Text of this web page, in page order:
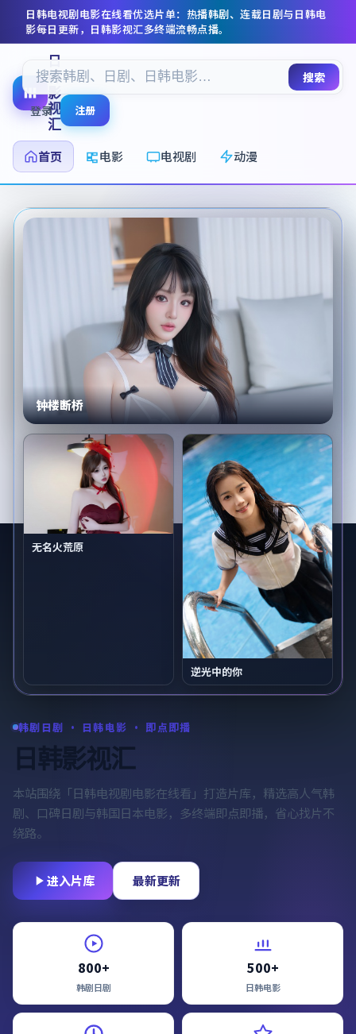
日韩电视剧电影在线看优选片单：热播韩剧、连载日剧与日韩电
影每日更新， 日韩影视汇多终端流畅点播。
日
韩
影
视
汇
首页
电影 电视剧 动漫
搜索
登录 注册
韩剧日剧 · 日韩电影 · 即点即播
日韩影视汇
本站围绕「日韩电视剧电影在线看 」打造片库，精选高人气韩
剧、口碑日剧与韩国日本电影，多终端即点即播，省心找片不
绕路。
进入片库 最新更新
800+
韩剧日剧
500+
日韩电影
钟楼断桥
无名火荒原
逆光中的你